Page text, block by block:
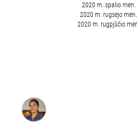
2020 m. spalio mėn.
2020 m. rugsėjo mėn.
2020 m. rugpjūčio